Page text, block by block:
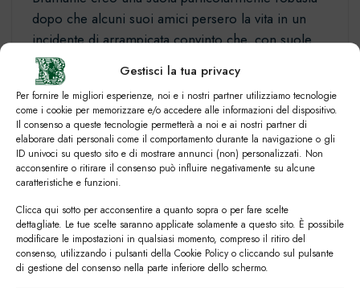
Gestisci la tua privacy
Per fornire le migliori esperienze, noi e i nostri partner utilizziamo tecnologie
come i cookie per memorizzare e/o accedere alle informazioni del dispositivo.
Il consenso a queste tecnologie permetterà a noi e ai nostri partner di
elaborare dati personali come il comportamento durante la navigazione o gli
ID univoci su questo sito e di mostrare annunci (non) personalizzati. Non
acconsentire o ritirare il consenso può influire negativamente su alcune
caratteristiche e funzioni.
Clicca qui sotto per acconsentire a quanto sopra o per fare scelte
dettagliate. Le tue scelte saranno applicate solamente a questo sito. È possibile
modificare le impostazioni in qualsiasi momento, compreso il ritiro del
consenso, utilizzando i pulsanti della Cookie Policy o cliccando sul pulsante
di gestione del consenso nella parte inferiore dello schermo.
dopo che alcuni suoi amici persero la vita in un
incidente di arrampicata convinto che, con suole
capaci di fornire più grip, certi incidenti si
sarebbero potuti evitare.
Da allora la suola commando ha fatto molta strada
arrivando ad affollare le collezioni delle più grandi
maison della moda. Mai però, anche solo qualche
anno fa, ci saremmo immaginati di poter vedere la
suola commando su francesine o derby eppure la
moda dell’ultimo anno ha osato distruggere anche
questa certezza e la cosa che stupisce ancora di
più è che la suola commando stia così bene sulle